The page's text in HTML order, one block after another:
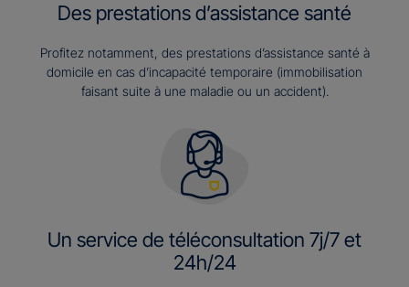
Des prestations d’assistance santé
Profitez notamment, des prestations d’assistance santé à
domicile en cas d’incapacité temporaire (immobilisation
faisant suite à une maladie ou un accident).
Un service de téléconsultation 7j/7 et
24h/24